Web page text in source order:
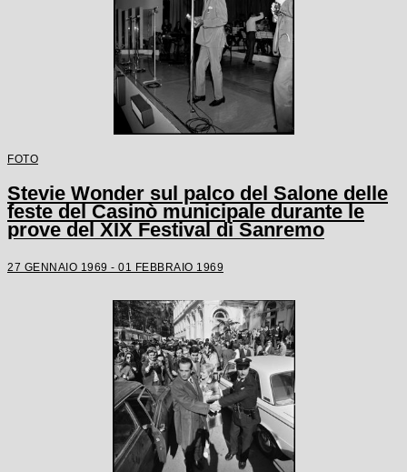
FOTO
Stevie Wonder sul palco del Salone delle
feste del Casinò municipale durante le
prove del XIX Festival di Sanremo
27 GENNAIO 1969 - 01 FEBBRAIO 1969